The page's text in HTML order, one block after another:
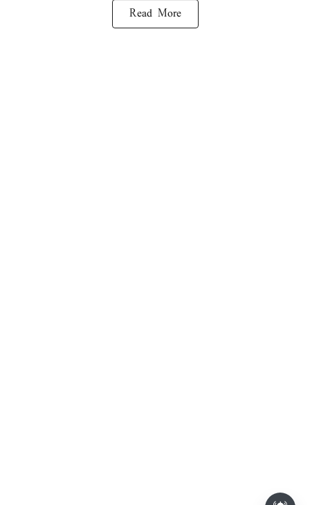
Read More